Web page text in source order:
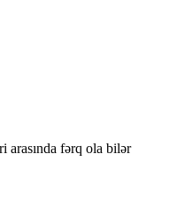
arasında fərq ola bilər